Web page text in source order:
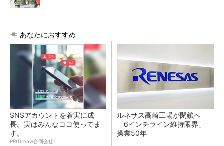
あなたにおすすめ
SNSアカウントを着実に成
長。実はみんなココ使ってま
す。
PR(Dreaw合同会社)
ルネサス高崎工場が閉鎖へ
「6インチライン維持限界」
操業50年